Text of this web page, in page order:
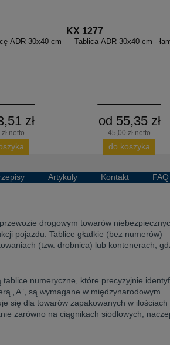
ADR 30x40 cm
zł
netto
KX 1277
Tablica ADR 30x40 cm -
od 55,35 zł
45,00 zł netto
do koszyka
Artykuły Kontakt FAQ
drogowym towarów
pojazdu. Tablice gładkie (bez numerów)
(tzw. drobnica) lub kontenerach,
numeryczne, które precyzyjnie
„A”, są wymagane w międzynarodowym
się dla towarów zapakowanych w ilościach
zarówno na ciągnikach siodłowych,